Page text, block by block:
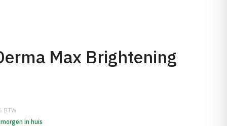
Max Brightening
BTW
in huis